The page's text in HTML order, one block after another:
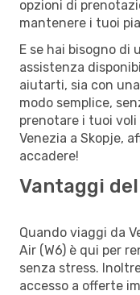
opzioni di
mantenere i tuoi
E se hai bisogno di
assistenza
aiutarti, sia con
modo semplice,
prenotare i tuoi voli
Venezia a Skopje,
accadere!
Vantaggi
Quando viaggi da
Air (W6) è qui per
senza stress.
accesso a offerte